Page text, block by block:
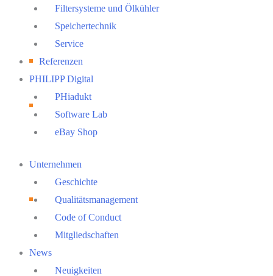
Filtersysteme und Ölkühler
Speichertechnik
Service
Referenzen
PHILIPP Digital
PHiadukt
Software Lab
eBay Shop
Unternehmen
Geschichte
Qualitätsmanagement
Code of Conduct
Mitgliedschaften
News
Neuigkeiten